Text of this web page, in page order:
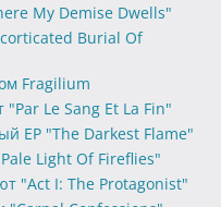
My Demise Dwells"
Burial Of
Fragilium
"Par Le Sang Et La Fin"
EP "The Darkest Flame"
Light Of Fireflies"
"Act I: The Protagonist"